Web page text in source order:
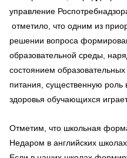
управление
отметило, что одним из
решении вопроса
образовательной среды,
состоянием
питания, существенную роль
здоровья обучающихся
Отметим, что школьная
Недаром в английских